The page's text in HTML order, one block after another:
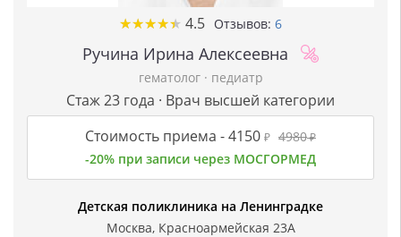
★★★★★
★★★★★ 4.5 Отзывов: 6
Ручина Ирина Алексеевна
гематолог · педиатр
Стаж 23 года · Врач высшей категории
Стоимость приема -4150 ₽ 4980₽
-20% при записи через МОСГОРМЕД
Детская поликлиника на Ленинградке
Москва, Красноармейская 23А